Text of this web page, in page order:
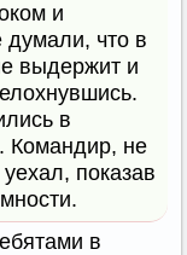
и
думали, что в
выдержит и
в
Командир, не
показав
в